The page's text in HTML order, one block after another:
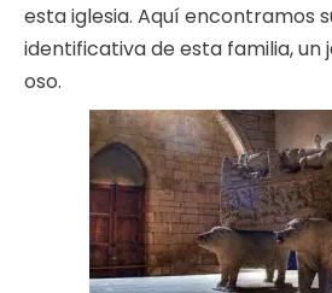
esta iglesia. Aquí encontramos
identificativa de esta familia, un
oso.